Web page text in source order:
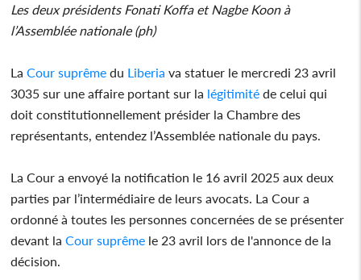
Les deux présidents Fonati Koffa et Nagbe Koon à
l’Assemblée nationale (ph)
LaCour suprême du Liberia va statuer le mercredi 23 avril
3035 sur une affaire portant sur la légitimité de celui qui
doit constitutionnellement présider la Chambre des
représentants, entendez l’Assemblée nationale du pays.
La Cour a envoyé la notification le 16 avril 2025 aux deux
parties par l’intermédiaire de leurs avocats. La Cour a
ordonné à toutes les personnes concernées de se présenter
devant laCour suprême le 23 avril lors de l'annonce de la
décision.